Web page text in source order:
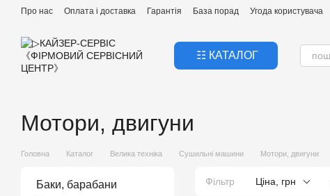
Перейти к основному контенту
Про нас Оплата і доставка Гарантія База порад Угода користувача
☷ КАТАЛОГ
Мотори, двигуни
Головна Каталог Велика техніка Сушильні машини Мотори, двигуни
Фільтр Ціна, грн
Баки, барабани